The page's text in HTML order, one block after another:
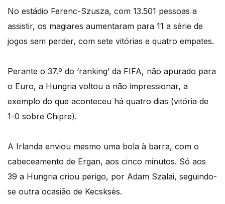
No estádio Ferenc-Szusza, com 13.501 pessoas a
assistir, os magiares aumentaram para 11 a série de
jogos sem perder, com sete vitórias e quatro empates.
Perante o 37.º do ‘ranking’ da FIFA, não apurado para
o Euro, a Hungria voltou a não impressionar, a
exemplo do que aconteceu há quatro dias (vitória de
1-0 sobre Chipre).
A Irlanda enviou mesmo uma bola à barra, com o
cabeceamento de Ergan, aos cinco minutos. Só aos
39 a Hungria criou perigo, por Adam Szalai, seguindo-
se outra ocasião de Kecsksès.